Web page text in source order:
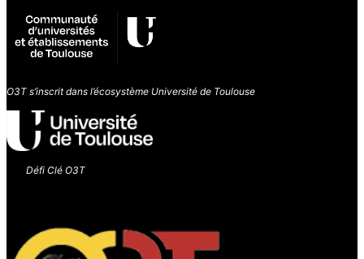
O3T s’inscrit dans l’écosystème Université de Toulouse
Défi Clé O3T